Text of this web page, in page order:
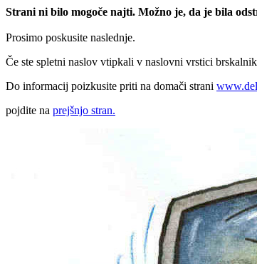
Strani ni bilo mogoče najti. Možno je, da je bila
Prosimo poskusite naslednje.
Če ste spletni naslov vtipkali v naslovni vrstici
Do informacij poizkusite priti na domači strani
pojdite na prejšnjo stran.